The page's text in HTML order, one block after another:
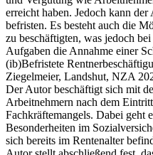
erreicht haben. Jedoch kann
befristen. Es besteht auch die
zu beschäftigten, was jedoch
Aufgaben die Annahme einer
(ib)Befristete
Ziegelmeier, Landshut, NZA
Der Autor beschäftigt sich mit
Arbeitnehmern nach dem
Fachkräftemangels. Dabei geht
Besonderheiten im
sich bereits im Rentenalter